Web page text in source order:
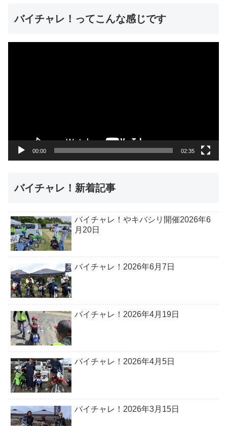
バイチャレ！ってこんな感じです
00:00 02:35
バイチャレ！新着記事
バイチャレ！やキバシリ開催2026年6
月20日
バイチャレ！2026年6月7日
バイチャレ！2026年4月19日
バイチャレ！2026年4月5日
バイチャレ！2026年3月15日